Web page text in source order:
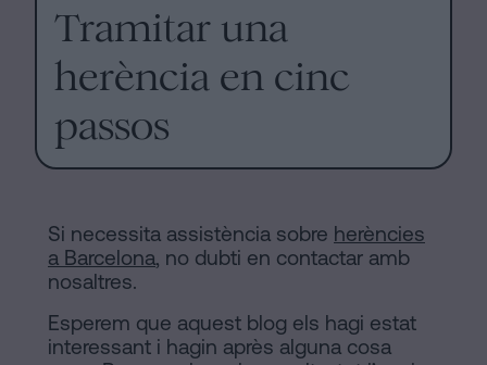
Tramitar una
herència en cinc
passos
Si necessita assistència sobre herències
a Barcelona, no dubti en contactar amb
nosaltres.
Esperem que aquest blog els hagi estat
interessant i hagin après alguna cosa